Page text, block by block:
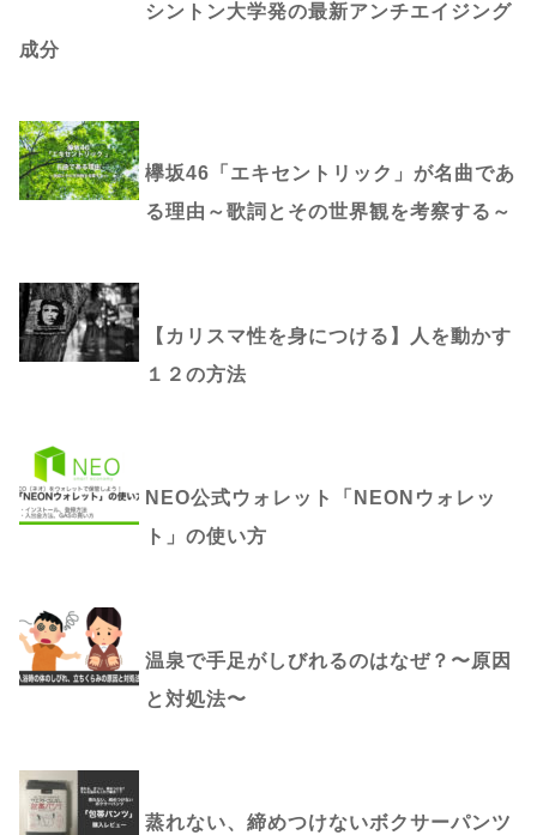
シントン大学発の最新アンチエイジング
成分
欅坂46「エキセントリック」が名曲であ
る理由～歌詞とその世界観を考察する～
【カリスマ性を身につける】人を動かす
１２の方法
NEO公式ウォレット「NEONウォレッ
ト」の使い方
温泉で手足がしびれるのはなぜ？〜原因
と対処法〜
蒸れない、締めつけないボクサーパンツ